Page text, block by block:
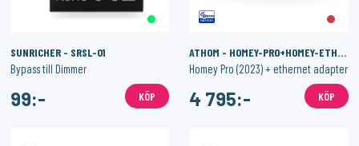
SUNRICHER - SRSL-01
Bypass till Dimmer
99:- KÖP
ATHOM - HOMEY-PRO+HOMEY-ETHERNET
Homey Pro (2023) + ethernet adapter
4 795:- KÖP